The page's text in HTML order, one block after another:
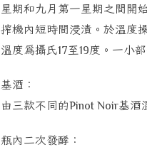
星期和九月第一星期之間開
搾機內短時間浸漬。於溫度
溫度為攝氏17至19度。一小
基酒：
由三款不同的Pinot Noir基酒
瓶內二次發酵：